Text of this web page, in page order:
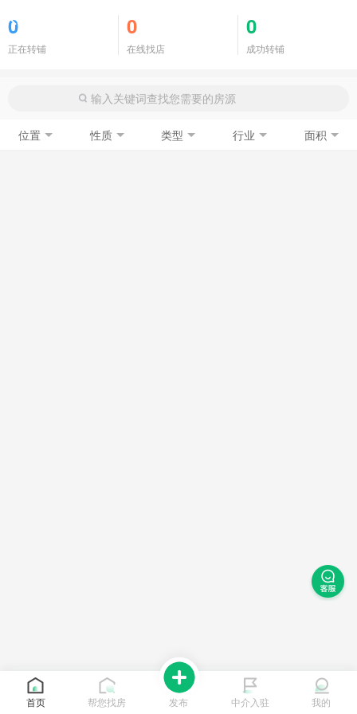
0
正在转铺
0
在线找店
0
成功转铺
位置 性质 类型 行业 面积
首页 帮您找房 发布 中介入驻 我的